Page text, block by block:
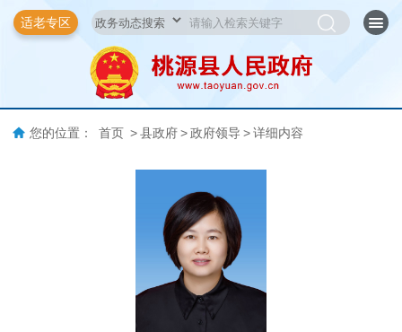
适老专区
您的位置： 首页 > 县政府 > 政府领导 > 详细内容